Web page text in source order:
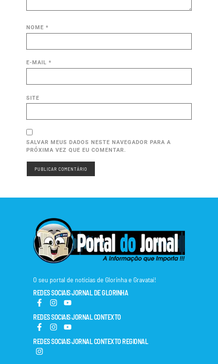
NOME *
E-MAIL *
SITE
SALVAR MEUS DADOS NESTE NAVEGADOR PARA A
PRÓXIMA VEZ QUE EU COMENTAR.
O seu portal de notícias de Glorinha e Gravataí!
REDES SOCIAIS JORNAL DE GLORINHA
REDES SOCIAIS JORNAL CONTEXTO
REDES SOCIAIS JORNAL CONTEXTO REGIONAL